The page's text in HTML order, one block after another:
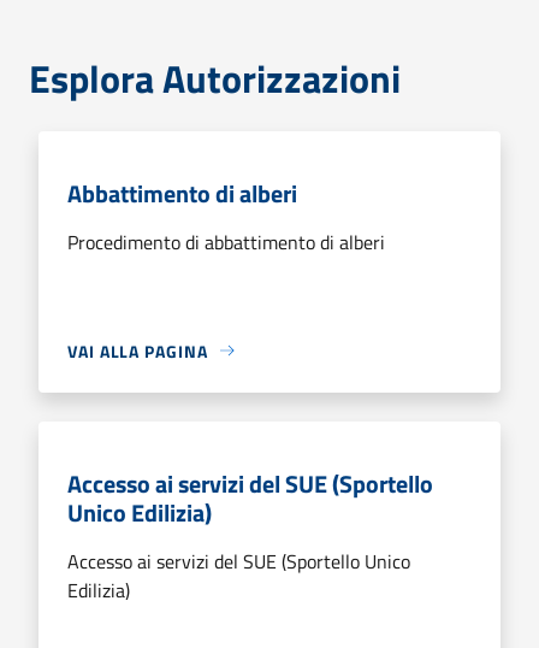
Esplora Autorizzazioni
Abbattimento di alberi
Procedimento di abbattimento di alberi
VAI ALLA PAGINA
Accesso ai servizi del SUE (Sportello
Unico Edilizia)
Accesso ai servizi del SUE (Sportello Unico
Edilizia)